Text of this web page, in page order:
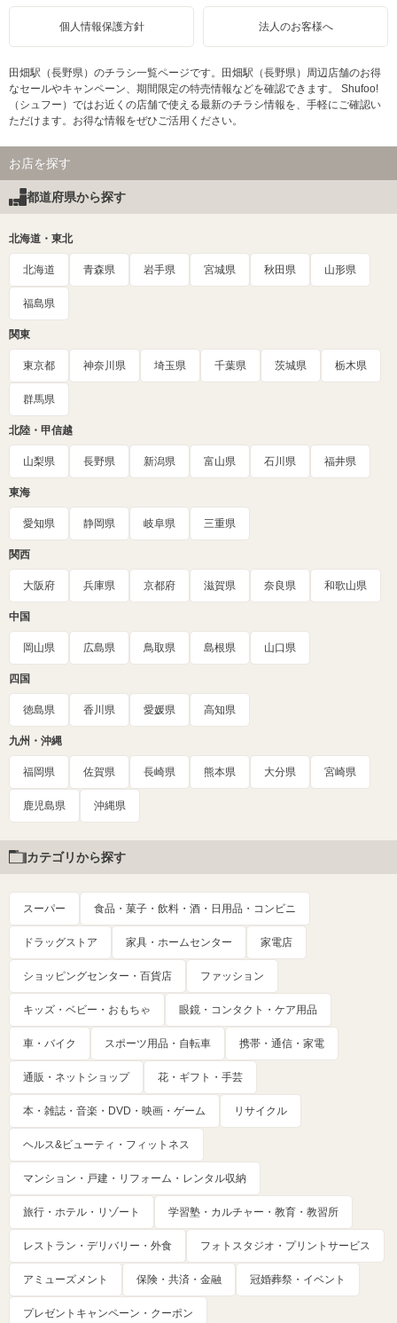
個人情報保護方針 法人のお客様へ
田畑駅（長野県）のチラシ一覧ページです。田畑駅（長野県）周辺店舗のお得
なセールやキャンペーン、期間限定の特売情報などを確認できます。 Shufoo!
（シュフー）ではお近くの店舗で使える最新のチラシ情報を、手軽にご確認い
ただけます。お得な情報をぜひご活用ください。
お店を探す
都道府県から探す
北海道・東北
北海道 青森県 岩手県 宮城県 秋田県 山形県
福島県
関東
東京都 神奈川県 埼玉県 千葉県 茨城県 栃木県
群馬県
北陸・甲信越
山梨県 長野県 新潟県 富山県 石川県 福井県
東海
愛知県 静岡県 岐阜県 三重県
関西
大阪府 兵庫県 京都府 滋賀県 奈良県 和歌山県
中国
岡山県 広島県 鳥取県 島根県 山口県
四国
徳島県 香川県 愛媛県 高知県
九州・沖縄
福岡県 佐賀県 長崎県 熊本県 大分県 宮崎県
鹿児島県 沖縄県
カテゴリから探す
スーパー 食品・菓子・飲料・酒・日用品・コンビニ
ドラッグストア 家具・ホームセンター 家電店
ショッピングセンター・百貨店 ファッション
キッズ・ベビー・おもちゃ 眼鏡・コンタクト・ケア用品
車・バイク スポーツ用品・自転車 携帯・通信・家電
通販・ネットショップ 花・ギフト・手芸
本・雑誌・音楽・DVD・映画・ゲーム リサイクル
ヘルス&ビューティ・フィットネス
マンション・戸建・リフォーム・レンタル収納
旅行・ホテル・リゾート 学習塾・カルチャー・教育・教習所
レストラン・デリバリー・外食 フォトスタジオ・プリントサービス
アミューズメント 保険・共済・金融 冠婚葬祭・イベント
プレゼントキャンペーン・クーポン